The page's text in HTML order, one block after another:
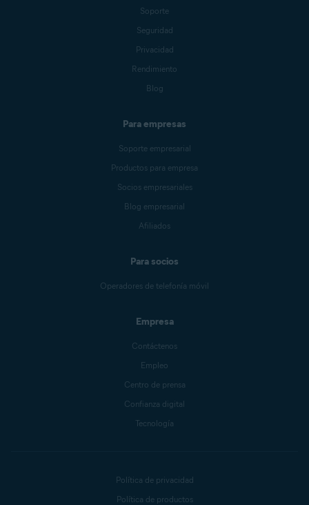
Soporte
Seguridad
Privacidad
Rendimiento
Blog
Para empresas
Soporte empresarial
Productos para empresa
Socios empresariales
Blog empresarial
Afiliados
Para socios
Operadores de telefonía móvil
Empresa
Contáctenos
Empleo
Centro de prensa
Confianza digital
Tecnología
Política de privacidad
Política de productos